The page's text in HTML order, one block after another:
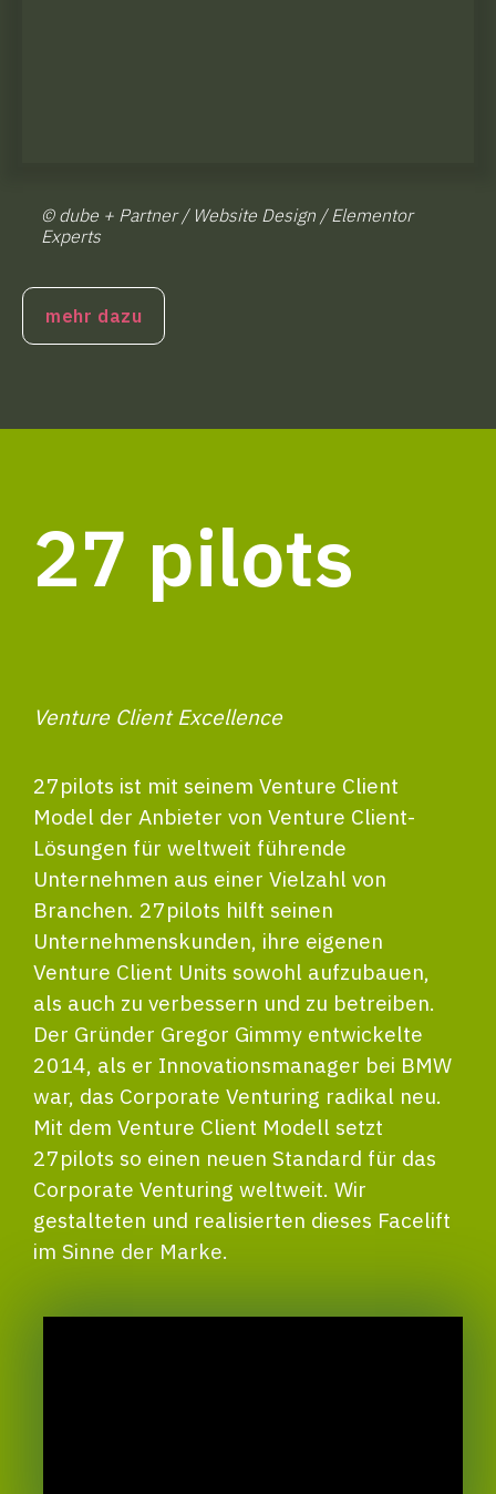
© dube + Partner / Website Design / Elementor
Experts
mehr dazu
27 pilots
Venture Client Excellence
27pilots ist mit seinem Venture Client
Model der Anbieter von Venture Client-
Lösungen für weltweit führende
Unternehmen aus einer Vielzahl von
Branchen. 27pilots hilft seinen
Unternehmenskunden, ihre eigenen
Venture Client Units sowohl aufzubauen,
als auch zu verbessern und zu betreiben.
Der Gründer Gregor Gimmy entwickelte
2014, als er Innovationsmanager bei BMW
war, das Corporate Venturing radikal neu.
Mit dem Venture Client Modell setzt
27pilots so einen neuen Standard für das
Corporate Venturing weltweit. Wir
gestalteten und realisierten dieses Facelift
im Sinne der Marke.